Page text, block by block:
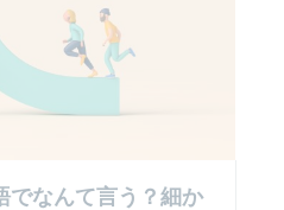
でなんて言う？細か